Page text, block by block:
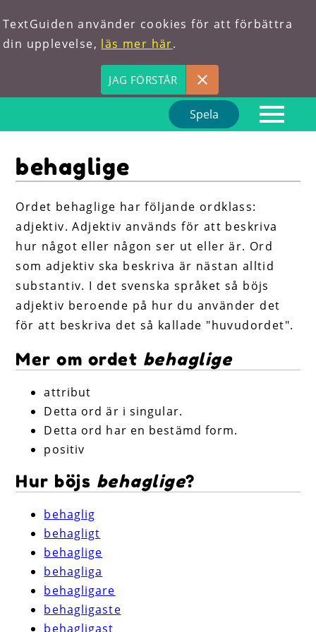
TextGuiden använder cookies för att förbättra
din upplevelse, läs mer här.
JAG FÖRSTÅR
Spela
Förkortningar
Hitta ord
behaglige
Ordet behaglige har följande ordklass:
adjektiv. Adjektiv används för att beskriva
hur något eller någon ser ut eller är. Ord
som adjektiv ska beskriva är nästan alltid
substantiv. I det svenska språket så böjs
adjektiv beroende på hur du använder det
för att beskriva det så kallade "huvudordet".
Mer om ordet behaglige
attribut
Detta ord är i singular.
Detta ord har en bestämd form.
positiv
Hur böjs behaglige?
behaglig
behagligt
behaglige
behagliga
behagligare
behagligaste
behagligast